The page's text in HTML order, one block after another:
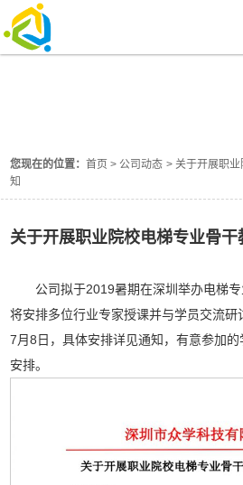
您现在的位置：首页 > 公司动态 >关于开展职
知
关于开展职业院校电梯专业骨干
公司拟于2019暑期在深圳举办电梯
将安排多位行业专家授课并与学员交流
7月8日，具体安排详见通知，有意参加
安排。